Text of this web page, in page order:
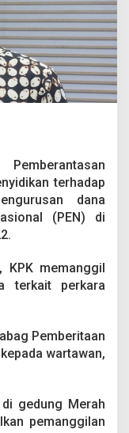
Pemberantasan
terhadap
dana
(PEN) di
KPK memanggil
terkait perkara
Pemberitaan
wartawan,
gedung Merah
pemanggilan